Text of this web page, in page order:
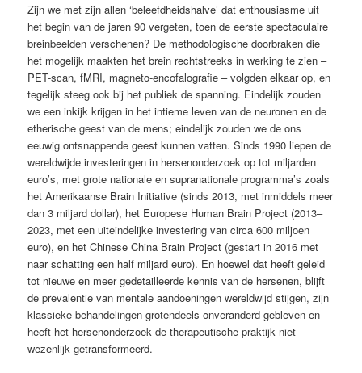
Zijn we met zijn allen ‘beleefdheidshalve’ dat enthousiasme uit
het begin van de jaren 90 vergeten, toen de eerste spectaculaire
breinbeelden verschenen? De methodologische doorbraken die
het mogelijk maakten het brein rechtstreeks in werking te zien –
PET-scan, fMRI, magneto-encofalografie – volgden elkaar op, en
tegelijk steeg ook bij het publiek de spanning. Eindelijk zouden
we een inkijk krijgen in het intieme leven van de neuronen en de
etherische geest van de mens; eindelijk zouden we de ons
eeuwig ontsnappende geest kunnen vatten. Sinds 1990 liepen de
wereldwijde investeringen in hersenonderzoek op tot miljarden
euro’s, met grote nationale en supranationale programma’s zoals
het Amerikaanse Brain Initiative (sinds 2013, met inmiddels meer
dan 3 miljard dollar), het Europese Human Brain Project (2013–
2023, met een uiteindelijke investering van circa 600 miljoen
euro), en het Chinese China Brain Project (gestart in 2016 met
naar schatting een half miljard euro). En hoewel dat heeft geleid
tot nieuwe en meer gedetailleerde kennis van de hersenen, blijft
de prevalentie van mentale aandoeningen wereldwijd stijgen, zijn
klassieke behandelingen grotendeels onveranderd gebleven en
heeft het hersenonderzoek de therapeutische praktijk niet
wezenlijk getransformeerd.